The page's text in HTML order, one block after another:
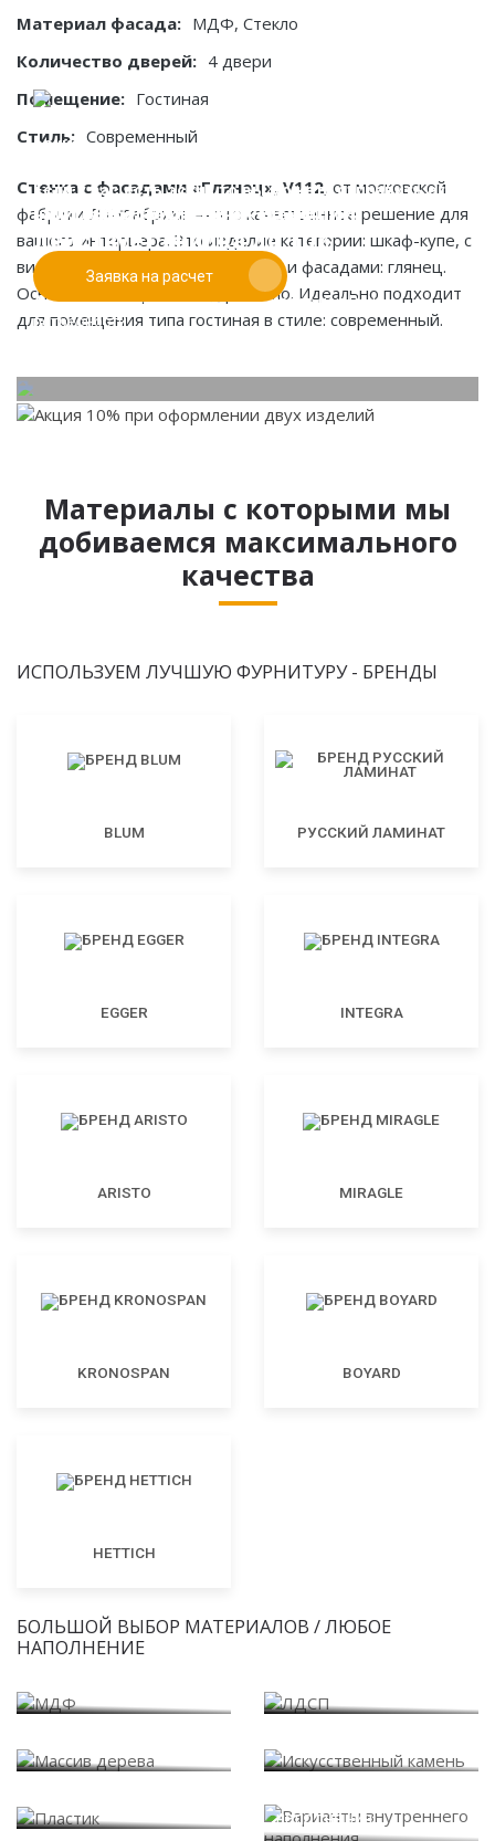
Материал фасада: МДФ, Стекло
Количество дверей: 4 двери
Помещение: Гостиная
Стиль: Современный
Стенка с фасадами «Глянец», V112, от московской
фабрики ЛК-Фабрика — это качественное решение для
вашего интерьера. Это изделие категории: шкаф-купе, с
видом конструкции: встроенный, и фасадами: глянец.
Основные материалы: мдф стекло. Идеально подходит
для помещения типа гостиная в стиле: современный.
Если у вас есть эскиз то вы можете отправить его
нам для предварительной оценки
Заявка на расчет
При заказе от двух изделий
действует скидка до 10%
Работаем только по индивидуальным проектам.
Адаптируем лучшие идеи дизайнеров под Ваши
потребности.
Материалы с которыми мы
добиваемся максимального
качества
ИСПОЛЬЗУЕМ ЛУЧШУЮ ФУРНИТУРУ - БРЕНДЫ
BLUM РУССКИЙ ЛАМИНАТ
EGGER INTEGRA
ARISTO MIRAGLE
KRONOSPAN BOYARD
HETTICH
БОЛЬШОЙ ВЫБОР МАТЕРИАЛОВ / ЛЮБОЕ
НАПОЛНЕНИЕ
наполнения